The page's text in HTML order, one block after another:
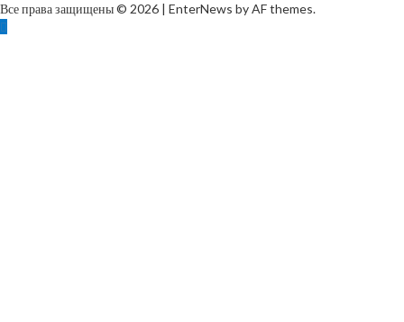
Все права защищены © 2026 | EnterNews by AF themes.